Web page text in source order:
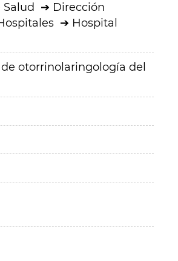
Dirección
Hospital
otorrinolaringología del